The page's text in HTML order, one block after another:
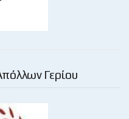
Γερίου